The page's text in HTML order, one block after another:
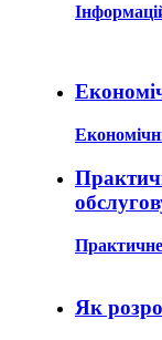
Практичне
Як